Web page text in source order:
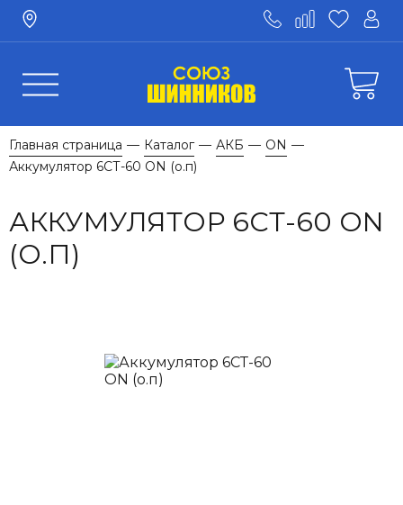
Главная страница — Каталог — АКБ — ON —
Аккумулятор 6СТ-60 ON (о.п)
АККУМУЛЯТОР 6СТ-60 ON
(О.П)